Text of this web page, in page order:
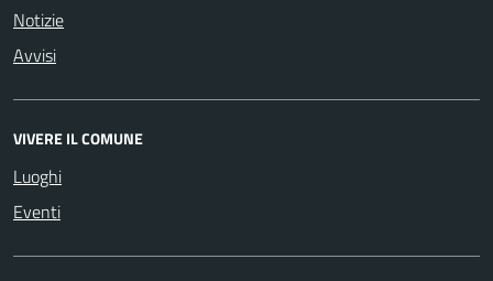
Notizie
Avvisi
VIVERE IL COMUNE
Luoghi
Eventi